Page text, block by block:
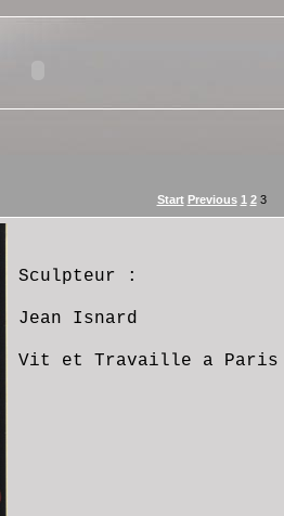
Start Previous 1 2 3
Sculpteur :
Jean Isnard
Vit et Travaille a Paris